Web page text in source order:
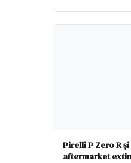
Pirelli P Zero R
aftermarket